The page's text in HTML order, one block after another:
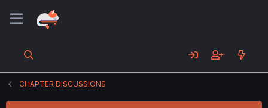
CHAPTER DISCUSSIONS